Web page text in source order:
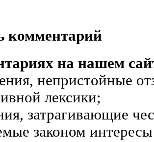
комментарий
на нашем
непристойные
лексики;
затрагивающие
законом